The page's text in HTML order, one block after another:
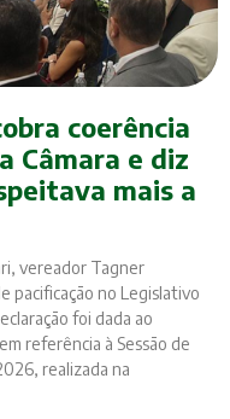
coerência
Câmara e diz
mais a
vereador Tagner
pacificação no Legislativo
foi dada ao
referência à Sessão de
realizada na